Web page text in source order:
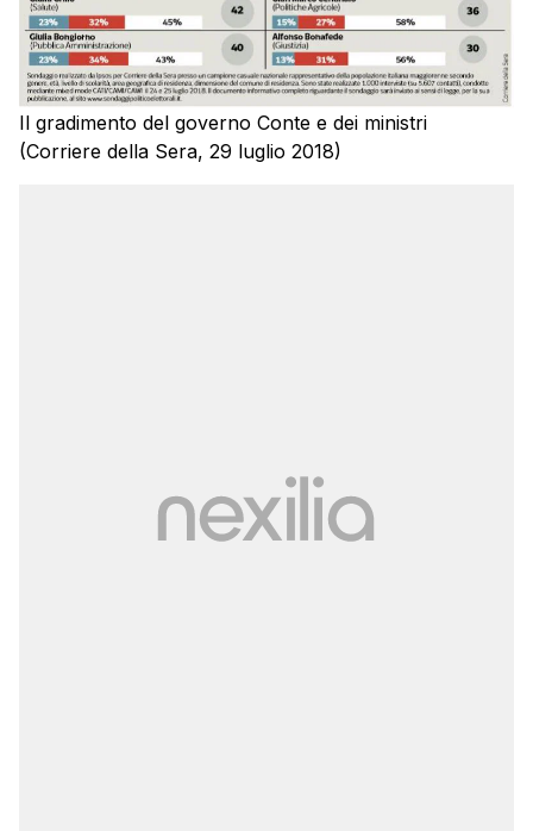
Il gradimento del governo Conte e dei ministri
(Corriere della Sera, 29 luglio 2018)